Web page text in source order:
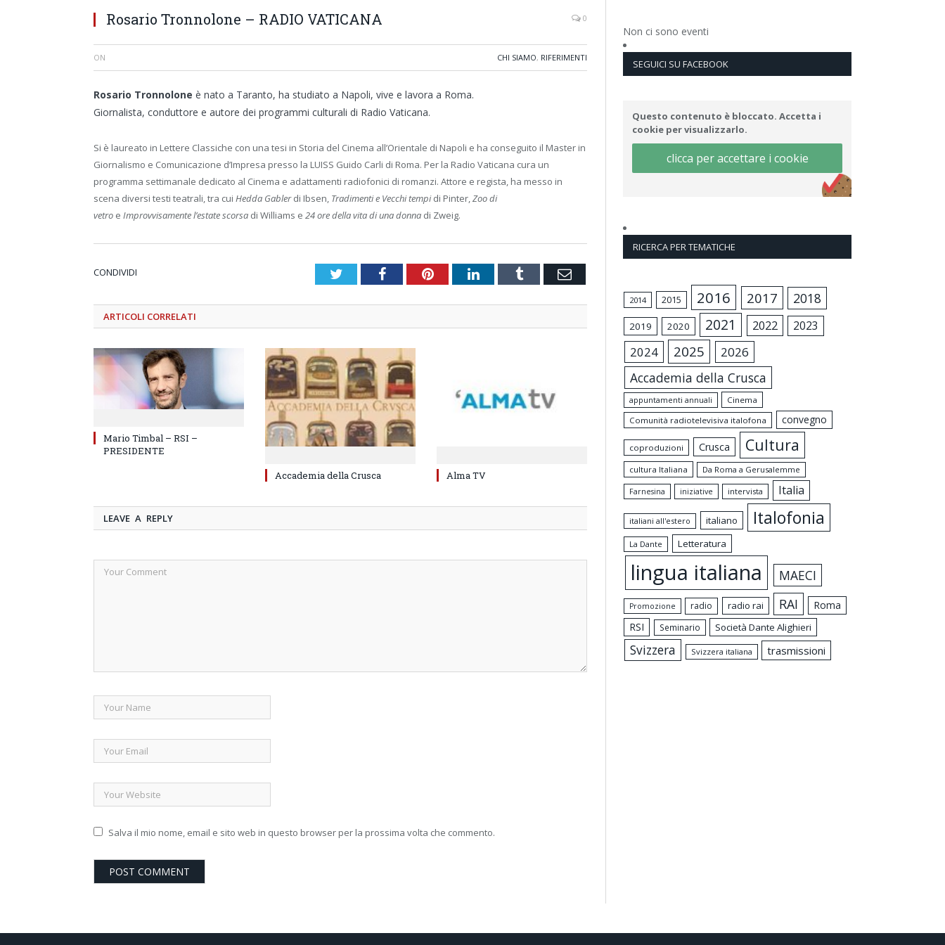
Rosario Tronnolone – RADIO VATICANA 0
ON CHI SIAMO, RIFERIMENTI
Rosario Tronnolone è nato a Taranto, ha studiato a Napoli, vive e lavora a Roma.
Giornalista, conduttore e autore dei programmi culturali di Radio Vaticana.
Si è laureato in Lettere Classiche con una tesi in Storia del Cinema all’Orientale di Napoli e ha conseguito il Master in
Giornalismo e Comunicazione d’Impresa presso la LUISS Guido Carli di Roma. Per la Radio Vaticana cura un
programma settimanale dedicato al Cinema e adattamenti radiofonici di romanzi. Attore e regista, ha messo in
scena diversi testi teatrali, tra cui Hedda Gablerdi Ibsen, Tradimenti e Vecchi tempidi Pinter,Zoo di
vetro e Improvvisamente l’estate scorsa di Williams e 24 ore della vita di una donna di Zweig.
CONDIVIDI TwitterFacebookPinterestLinkedInTumblr Email
ARTICOLI CORRELATI
Mario Timbal – RSI –
PRESIDENTE
Accademia della Crusca
Alma TV
LEAVE A REPLY
Salva il mio nome, email e sito web in questo browser per la prossima volta che commento.
Non ci sono eventi
SEGUICI SU FACEBOOK
Questo contenuto è bloccato. Accetta i
cookie per visualizzarlo.
clicca per accettare i cookie
RICERCA PER TEMATICHE
2014 2015 2016 2017 2018
2019 2020 2021 2022 2023
2024 2025 2026
Accademia della Crusca
appuntamenti annuali
Cinema
Comunità radiotelevisiva italofona
convegno
coproduzioni Crusca Cultura
cultura Italiana Da Roma a Gerusalemme
Farnesina iniziative intervista Italia
italiani all'estero italiano Italofonia
La Dante Letteratura
lingua italiana MAECI
Promozione radio radio rai RAI
Roma
RSI
Seminario Società Dante Alighieri
Svizzera Svizzera italiana trasmissioni